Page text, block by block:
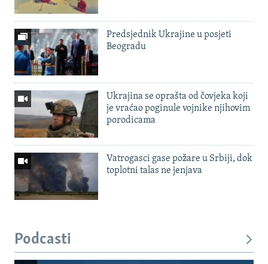
Predsjednik Ukrajine u posjeti
Beogradu
Ukrajina se oprašta od čovjeka koji
je vraćao poginule vojnike njihovim
porodicama
Vatrogasci gase požare u Srbiji, dok
toplotni talas ne jenjava
Podcasti